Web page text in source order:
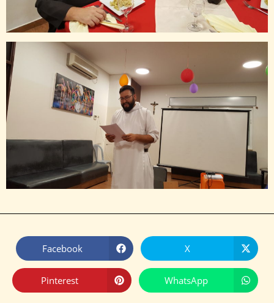
X
Facebook
WhatsApp
Pinterest